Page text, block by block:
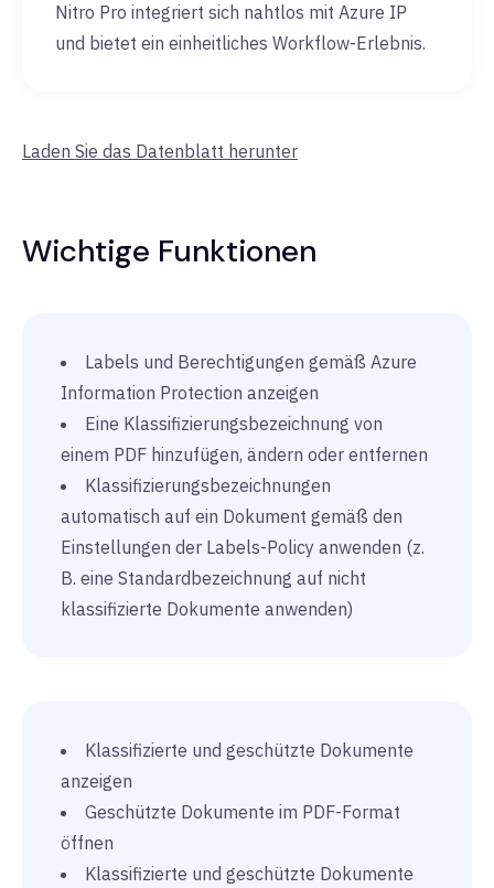
Nitro Pro integriert sich nahtlos mit Azure IP
und bietet ein einheitliches Workflow-Erlebnis.
Laden Sie das Datenblatt herunter
Wichtige Funktionen
Labels und Berechtigungen gemäß Azure
Information Protection anzeigen
Eine Klassifizierungsbezeichnung von
einem PDF hinzufügen, ändern oder entfernen
Klassifizierungsbezeichnungen
automatisch auf ein Dokument gemäß den
Einstellungen der Labels-Policy anwenden (z.
B. eine Standardbezeichnung auf nicht
klassifizierte Dokumente anwenden)
Klassifizierte und geschützte Dokumente
anzeigen
Geschützte Dokumente im PDF-Format
öffnen
Klassifizierte und geschützte Dokumente